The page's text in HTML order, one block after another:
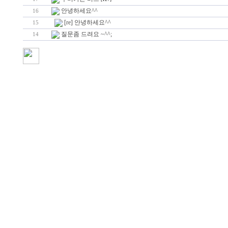
16 안녕하세요^^
15 [re] 안녕하세요^^
14 질문좀 드려요 ~^^;